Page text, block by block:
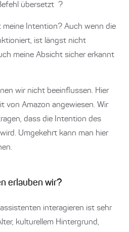
übersetzt ?
meine Intention? Auch wenn die
ist längst nicht
meine Absicht sicher erkannt
wir nicht beeinflussen. Hier
von Amazon angewiesen. Wir
dass die Intention des
Umgekehrt kann man hier
erlauben wir?
interagieren ist sehr
kulturellem Hintergrund,